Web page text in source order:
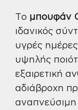
Το μπουφάν
ιδανικός
υγρές
υψηλής
εξαιρετική
αδιάβροχη
αναπνεύσιμη